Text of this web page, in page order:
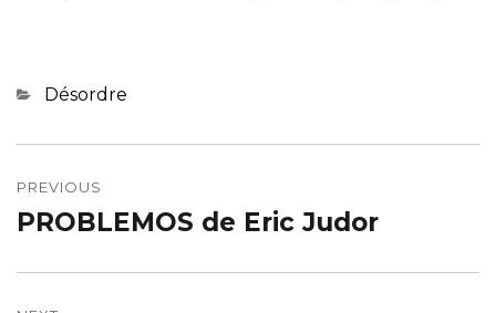
Categories
Désordre
de
l’article
PREVIOUS
Previous
PROBLEMOS de Eric Judor